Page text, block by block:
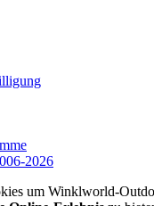
2026
um Winklworld-